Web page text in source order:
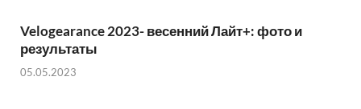
Velogearance 2023- весенний Лайт+: фото и
результаты
05.05.2023